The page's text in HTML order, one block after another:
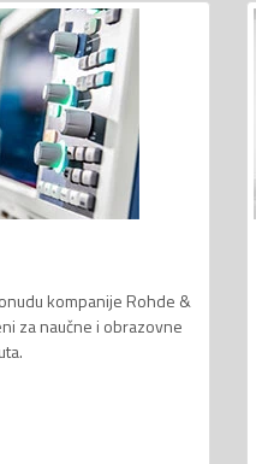
kompanije Rohde &
za naučne i obrazovne